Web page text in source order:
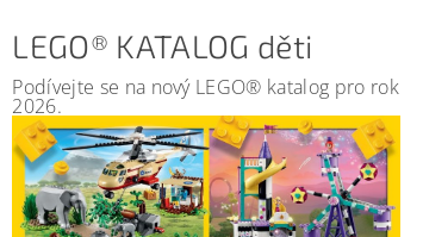
LEGO® KATALOG děti
Podívejte se na nový LEGO® katalog pro rok
2026.